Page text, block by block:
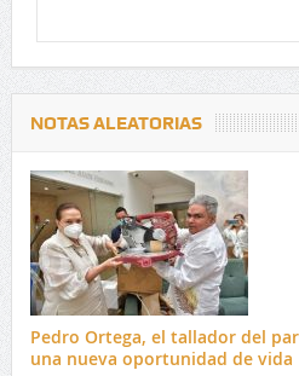
NOTAS ALEATORIAS
Pedro Ortega, el tallador del
una nueva oportunidad de vida